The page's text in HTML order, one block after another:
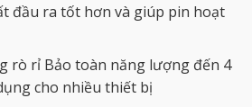
đầu ra tốt hơn và giúp pin hoạt
rò rỉ Bảo toàn năng lượng đến 4
cho nhiều thiết bị